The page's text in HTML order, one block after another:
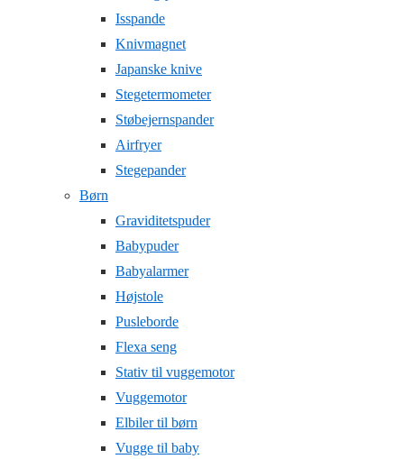
Isspande
Knivmagnet
Japanske knive
Stegetermometer
Støbejernspander
Airfryer
Stegepander
Børn
Graviditetspuder
Babypuder
Babyalarmer
Højstole
Pusleborde
Flexa seng
Stativ til vuggemotor
Vuggemotor
Elbiler til børn
Vugge til baby